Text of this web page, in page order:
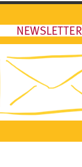
NEWSLETTER